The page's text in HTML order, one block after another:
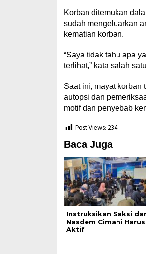
Korban ditemukan
sudah mengeluarkan
kematian korban.
“Saya tidak tahu apa
terlihat,” kata salah
Saat ini, mayat korban
autopsi dan
motif dan penyebab
Post Views:234
Baca Juga
Instruksikan Saksi
Nasdem Cimahi Harus
Aktif